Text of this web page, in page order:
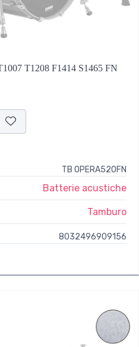
T1208 F1414 S1465 FN
TB OPERA520FN
Batterie acustiche
Tamburo
8032496909156